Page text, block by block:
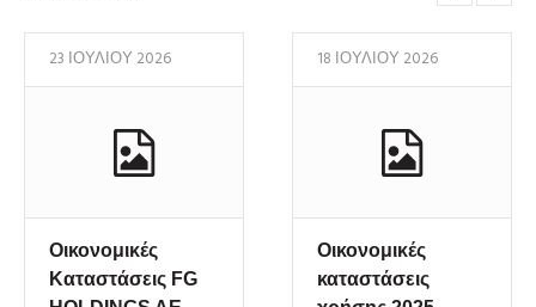
23 ΙΟΥΛΊΟΥ 2026
Οικονομικές
Καταστάσεις FG
18 ΙΟΥΛΊΟΥ 2026
Οικονομικές
καταστάσεις